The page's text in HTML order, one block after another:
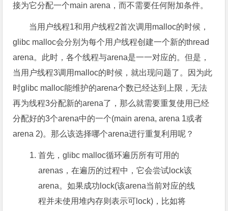
接为它分配一个main arena，而不需要任何附加条件。
当用户线程1和用户线程2首次调用malloc的时候，
glibc malloc会分别为每个用户线程创建一个新的thread
arena。此时，各个线程与arena是一一对应的。但是，
当用户线程3调用malloc的时候，就出现问题了。因为此
时glibc malloc能维护的arena个数已经达到上限，无法
再为线程3分配新的arena了，那么就需要重复使用已经
分配好的3个arena中的一个(main arena, arena 1或者
arena 2)。那么该选择哪个arena进行重复利用呢？
首先，glibc malloc循环遍历所有可用的
arenas，在遍历的过程中，它会尝试lock该
arena。如果成功lock(该arena当前对应的线
程并未使用堆内存则表示可lock)，比如将